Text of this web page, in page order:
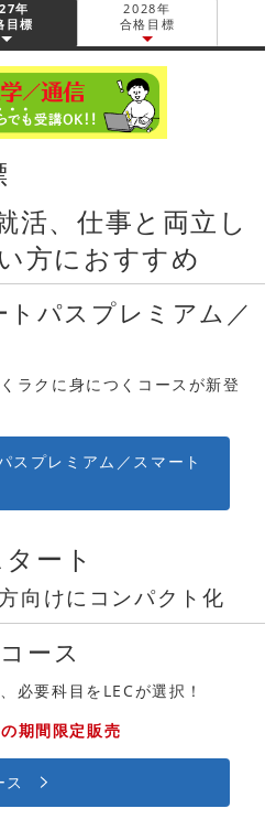
年
目標
2028年
合格目標
活、仕事と両立し
方におすすめ
パスプレミアム／
ラクに身につくコースが新登
スプレミアム／スマート
ート
向けにコンパクト化
ース
必要科目をLECが選択！
期間限定販売